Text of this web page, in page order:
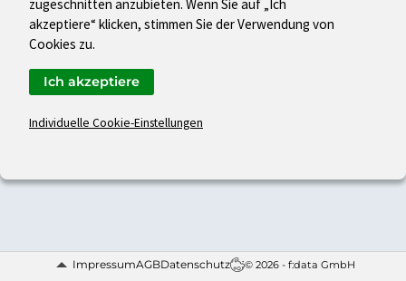
ImpressumAGBDatenschutz © 2026 - f:data GmbH
zugeschnitten anzubieten. Wenn Sie auf „Ich
akzeptiere“ klicken, stimmen Sie der Verwendung von
Cookies zu.
Individuelle Cookie-Einstellungen
Ich akzeptiere